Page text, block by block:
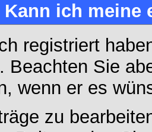
Kann ich meine
registriert
Beachten Sie
wenn er es
zu